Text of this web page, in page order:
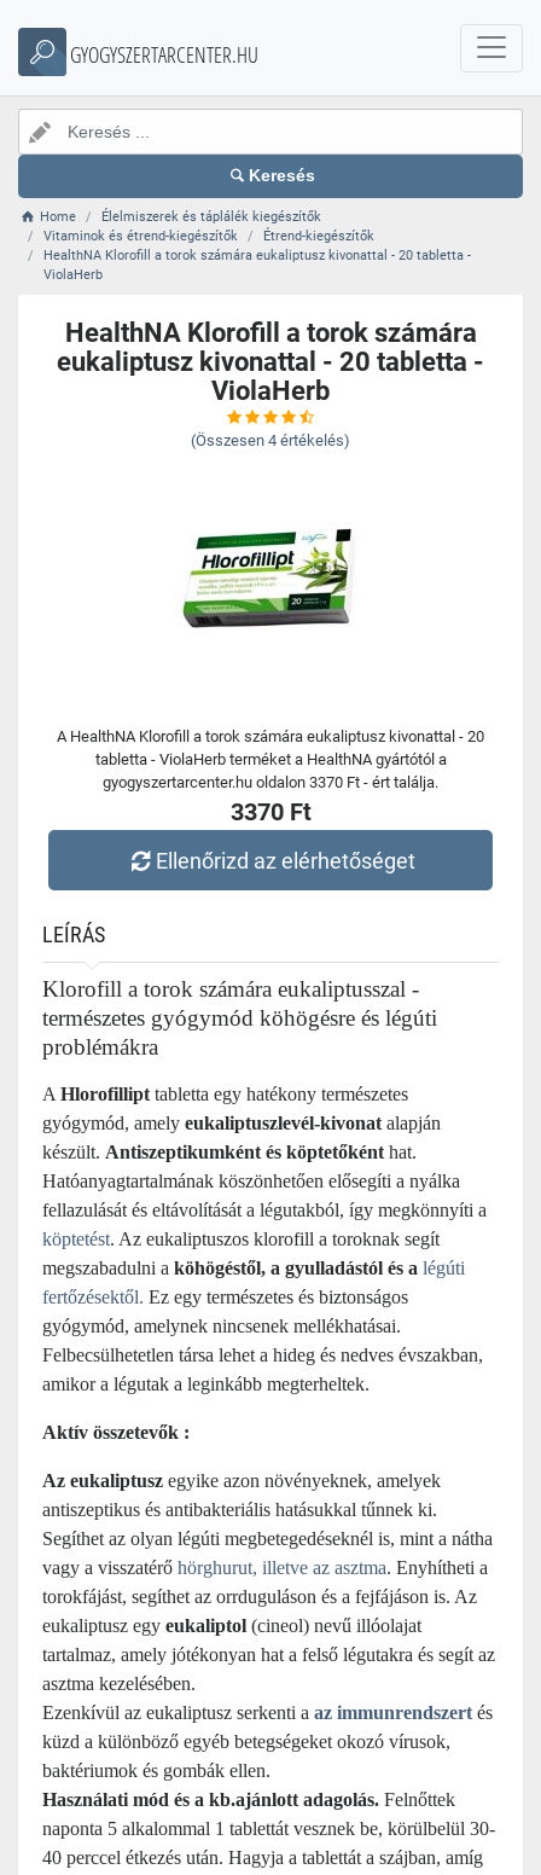
GYOGYSZERTARCENTER.HU
Keresés
Home
Élelmiszerek és táplálék kiegészítők
Vitaminok és étrend-kiegészítők
Étrend-kiegészítők
HealthNA Klorofill a torok számára eukaliptusz kivonattal - 20 tabletta -
ViolaHerb
HealthNA Klorofill a torok számára
eukaliptusz kivonattal - 20 tabletta -
ViolaHerb
(Összesen 4 értékelés)
A HealthNA Klorofill a torok számára eukaliptusz kivonattal - 20
tabletta - ViolaHerb terméket a HealthNA gyártótól a
gyogyszertarcenter.hu oldalon 3370 Ft - ért találja.
3370 Ft
Ellenőrizd az elérhetőséget
LEÍRÁS
Klorofill a torok számára eukaliptusszal -
természetes gyógymód köhögésre és légúti
problémákra
A Hlorofillipt tabletta egy hatékony természetes
gyógymód, amely eukaliptuszlevél-kivonat alapján
készült. Antiszeptikumként és köptetőként hat.
Hatóanyagtartalmának köszönhetően elősegíti a nyálka
fellazulását és eltávolítását a légutakból, így megkönnyíti a
köptetést. Az eukaliptuszos klorofill a toroknak segít
megszabadulni a köhögéstől, a gyulladástól és a légúti
fertőzésektől. Ez egy természetes és biztonságos
gyógymód, amelynek nincsenek mellékhatásai.
Felbecsülhetetlen társa lehet a hideg és nedves évszakban,
amikor a légutak a leginkább megterheltek.
Aktív összetevők :
Az eukaliptusz egyike azon növényeknek, amelyek
antiszeptikus és antibakteriális hatásukkal tűnnek ki.
Segíthet az olyan légúti megbetegedéseknél is, mint a nátha
vagy a visszatérő hörghurut, illetve az asztma. Enyhítheti a
torokfájást, segíthet az orrduguláson és a fejfájáson is. Az
eukaliptusz egy eukaliptol (cineol) nevű illóolajat
tartalmaz, amely jótékonyan hat a felső légutakra és segít az
asztma kezelésében.
Ezenkívül az eukaliptusz serkenti a az immunrendszert és
küzd a különböző egyéb betegségeket okozó vírusok,
baktériumok és gombák ellen.
Használati mód és a kb.ajánlott adagolás. Felnőttek
naponta 5 alkalommal 1 tablettát vesznek be, körülbelül 30-
40 perccel étkezés után. Hagyja a tablettát a szájban, amíg